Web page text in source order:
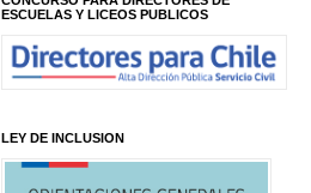
ESCUELAS Y LICEOS PUBLICOS
LEY DE INCLUSION